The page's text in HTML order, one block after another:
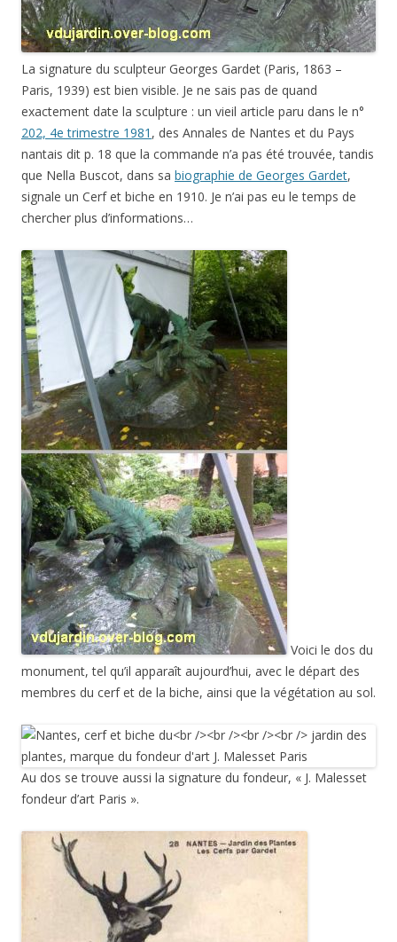
La signature du sculpteur Georges Gardet (Paris, 1863 –
Paris, 1939) est bien visible. Je ne sais pas de quand
exactement date la sculpture : un vieil article paru dans le n°
202, 4e trimestre 1981 , des Annales de Nantes et du Pays
nantais dit p. 18 que la commande n’a pas été trouvée, tandis
que Nella Buscot, dans sa biographie de Georges Gardet,
signale un Cerf et biche en 1910. Je n’ai pas eu le temps de
chercher plus d’informations…
Voici le dos du
monument, tel qu’il apparaît aujourd’hui, avec le départ des
membres du cerf et de la biche, ainsi que la végétation au sol.
Au dos se trouve aussi la signature du fondeur, « J. Malesset
fondeur d’art Paris ».